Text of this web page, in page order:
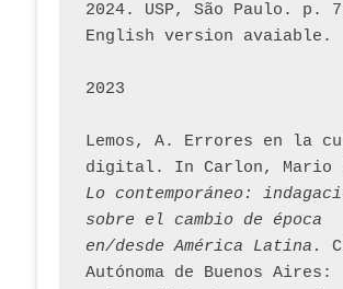
2024. USP, São Paulo. p.
English version avaiable.
2023
Lemos, A. Errores en la
Lo contemporáneo:
sobre el cambio de época
en/desde América Latina.
Autónoma de Buenos Aires: